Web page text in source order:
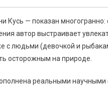
Кусь — показан
автор выстраивает
с людьми (девочкой и
осторожным на природе.
реальными